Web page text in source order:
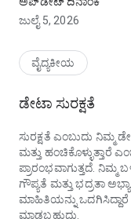
● ಲಸಿಕೆ ಜ್ಞಾಪನೆಗಳು,
ಅಧಿಸೂಚನೆಗಳನ್ನು ಸ್ವೀಕರಿಸಿ.
[ಮೆನು]
・ವ್ಯಾಕ್ಸಿನೇಷನ್‌ಗಳು
・ಗರ್ಭಧಾರಣೆ ಮತ್ತು ಹೆರಿಗೆ
・ಮಕ್ಕಳ ಆರೈಕೆ ಬೆಂಬಲ
・ಡೇಕೇರ್,
・ಸಮಾಲೋಚನಾ ಮೇಜು
・ಮಕ್ಕಳ ಆರೈಕೆ ಬೆಂಬಲ
・ಶಾಲಾ ದಾಖಲಾತಿ ಮತ್ತು
ಜುಲೈ 5, 2026
ವೈದ್ಯಕೀಯ
ಡೇಟಾ ಸುರಕ್ಷತೆ
ಸುರಕ್ಷತೆ ಎಂಬುದು ನಿಮ್ಮ
ಮತ್ತು ಹಂಚಿಕೊಳ್ಳುತ್ತಾರೆ
ಪ್ರಾರಂಭವಾಗುತ್ತದೆ. ನಿಮ್ಮ
ಗೌಪ್ಯತೆ ಮತ್ತು ಭದ್ರತಾ
ಮಾಹಿತಿಯನ್ನು
ಮಾಡಬಹುದು.